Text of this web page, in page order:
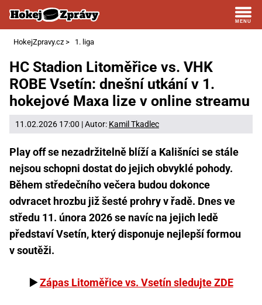
HokejZpravy.cz > 1. liga
HC Stadion Litoměřice vs. VHK
ROBE Vsetín: dnešní utkání v 1.
hokejové Maxa lize v online streamu
11.02.2026 17:00 | Autor: Kamil Tkadlec
Play off se nezadržitelně blíží a Kališníci se stále
nejsou schopni dostat do jejich obvyklé pohody.
Během středečního večera budou dokonce
odvracet hrozbu již šesté prohry v řadě. Dnes ve
středu 11. února 2026 se navíc na jejich ledě
představí Vsetín, který disponuje nejlepší formou
v soutěži.
▶️Zápas Litoměřice vs. Vsetín sledujte ZDE